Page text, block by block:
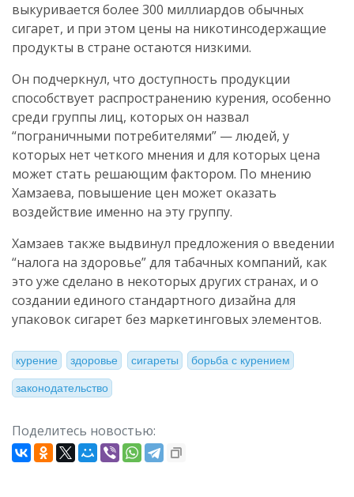
выкуривается более 300 миллиардов обычных
сигарет, и при этом цены на никотинсодержащие
продукты в стране остаются низкими.
Он подчеркнул, что доступность продукции
способствует распространению курения, особенно
среди группы лиц, которых он назвал
“пограничными потребителями” — людей, у
которых нет четкого мнения и для которых цена
может стать решающим фактором. По мнению
Хамзаева, повышение цен может оказать
воздействие именно на эту группу.
Хамзаев также выдвинул предложения о введении
“налога на здоровье” для табачных компаний, как
это уже сделано в некоторых других странах, и о
создании единого стандартного дизайна для
упаковок сигарет без маркетинговых элементов.
курение здоровье сигареты борьба с курением
законодательство
Поделитесь новостью: